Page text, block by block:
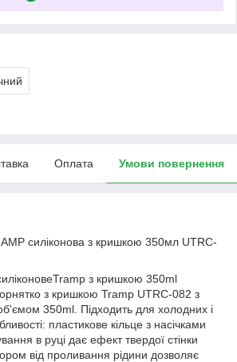
Оплата Умови повернення
силіконова з кришкою 350мл UTRC-
з кришкою 350ml
з кришкою Tramp UTRC-082 з
350ml. Підходить для холодних і
пластикове кільце з насічками
в руці дає ефект твердої стінки
від проливання рідини дозволяє